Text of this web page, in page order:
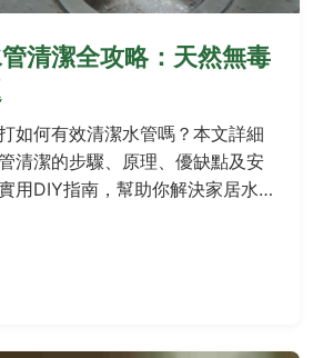
清潔全攻略：天然無毒
如何有效清潔水管嗎？本文詳細
清潔的步驟、原理、優缺點及安
用DIY指南，幫助你解決家居水
潔劑。